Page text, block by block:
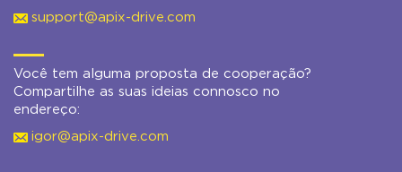
support@apix-drive.com
Você tem alguma proposta de cooperação?
Compartilhe as suas ideias connosco no
endereço:
igor@apix-drive.com